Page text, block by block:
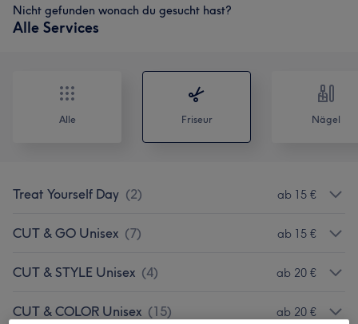
Nicht gefunden wonach du gesucht hast?
Alle Services
Alle Friseur Nägel
Treat Yourself Day (2) ab 15 €
CUT & GO Unisex (7) ab 15 €
CUT & STYLE Unisex (4) ab 20 €
CUT & COLOR Unisex (15) ab 20 €